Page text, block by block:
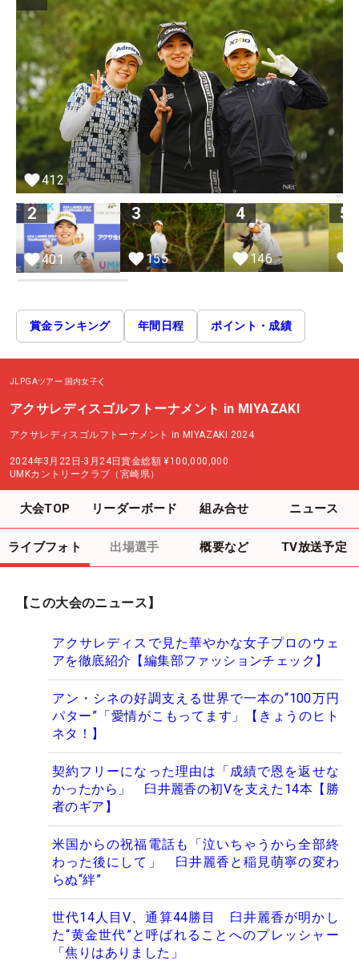
412
2
401
3
155
4
146
5
賞金ランキング 年間日程 ポイント・成績
JLPGAツアー 国内女子
アクサレディスゴルフトーナメント in MIYAZAKI
アクサレディスゴルフトーナメント in MIYAZAKI 2024
2024年3月22日-3月24日賞金総額 ¥100,000,000
UMKカントリークラブ（宮崎県）
大会TOP リーダーボード 組み合せ ニュース
ライブフォト 出場選手 概要など TV放送予定
【この大会のニュース】
アクサレディスで見た華やかな女子プロのウェ
アを徹底紹介【編集部ファッションチェック】
アン・シネの好調支える世界で一本の“100万円
パター”「愛情がこもってます」【きょうのヒト
ネタ！】
契約フリーになった理由は「成績で恩を返せな
かったから」 臼井麗香の初Vを支えた14本【勝
者のギア】
米国からの祝福電話も「泣いちゃうから全部終
わった後にして」 臼井麗香と稲見萌寧の変わ
らぬ“絆”
世代14人目V、通算44勝目 臼井麗香が明かし
た“黄金世代”と呼ばれることへのプレッシャー
「焦りはありました」